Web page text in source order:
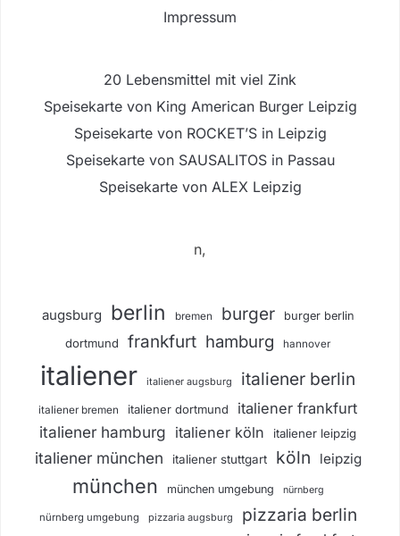
Impressum
20 Lebensmittel mit viel Zink
Speisekarte von King American Burger Leipzig
Speisekarte von ROCKET’S in Leipzig
Speisekarte von SAUSALITOS in Passau
Speisekarte von ALEX Leipzig
n,
augsburg berlin bremen burger burger berlin
dortmund frankfurt hamburg hannover
italiener italiener augsburg italiener berlin
italiener bremen italiener dortmund italiener frankfurt
italiener hamburg italiener köln italiener leipzig
italiener münchen italiener stuttgart köln leipzig
münchen münchen umgebung nürnberg
nürnberg umgebung pizzaria augsburg pizzaria berlin